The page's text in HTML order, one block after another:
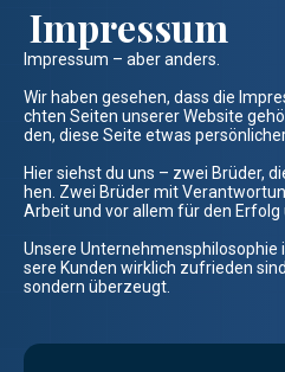
Impressum
Impressum – aber anders.
Wir haben gesehen, dass die
chten Seiten unserer Website
den, diese Seite etwas
Hier siehst du uns – zwei Brüder,
hen. Zwei Brüder mit
Arbeit und vor allem für den Erfolg
Unsere Unternehmensphilosophie
sere Kunden wirklich zufrieden
sondern überzeugt.